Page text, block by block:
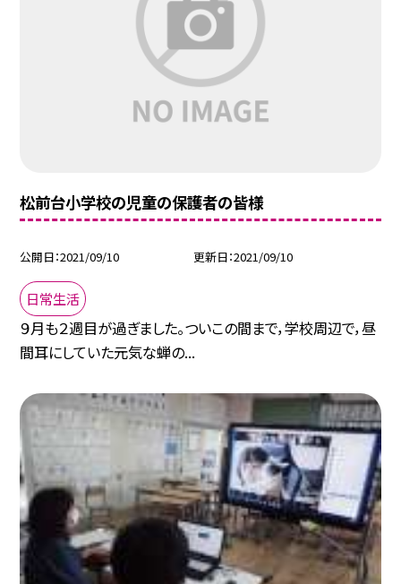
松前台小学校の児童の保護者の皆様
公開日 2021/09/10 更新日 2021/09/10
日常生活
９月も２週目が過ぎました。ついこの間まで，学校周辺で，昼
間耳にしていた元気な蝉の...